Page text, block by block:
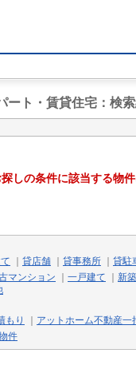
ート・賃貸住宅 ：検
しの条件に該当する物
貸店舗 貸事務所 貸駐
マンション 一戸建て
新
もり アットホーム不動産一
件